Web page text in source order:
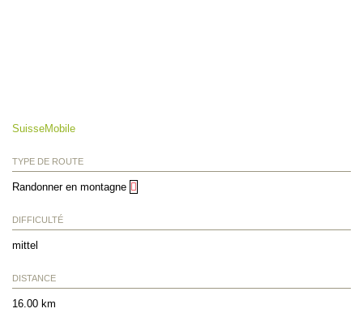
SuisseMobile
TYPE DE ROUTE
Randonner en montagne
DIFFICULTÉ
mittel
DISTANCE
16.00 km